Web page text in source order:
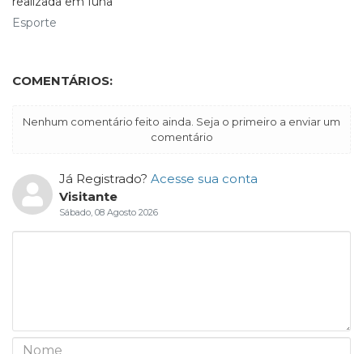
Esporte
COMENTÁRIOS:
Nenhum comentário feito ainda. Seja o primeiro a enviar um
comentário
Já Registrado? Acesse sua conta
Visitante
Sábado, 08 Agosto 2026